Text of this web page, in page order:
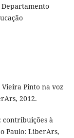
Departamento
Vieira Pinto na voz
2012.
contribuições à
Paulo: LiberArs,